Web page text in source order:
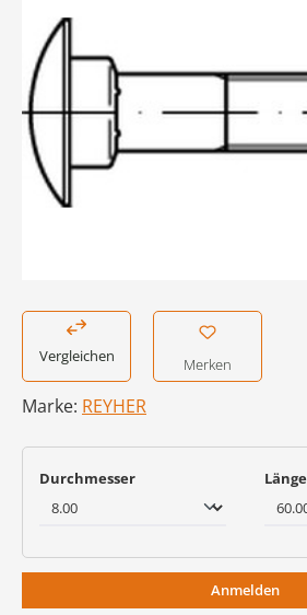
Vergleichen Merken
Marke: REYHER
Durchmesserauswählen Länge
Anmelden